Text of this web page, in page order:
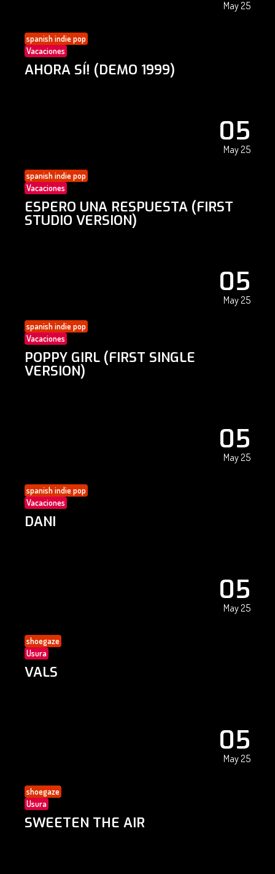
May 25
spanish indie pop
Vacaciones
AHORA SÍ! (DEMO 1999)
05
May 25
spanish indie pop
Vacaciones
ESPERO UNA RESPUESTA (FIRST
STUDIO VERSION)
05
May 25
spanish indie pop
Vacaciones
POPPY GIRL (FIRST SINGLE
VERSION)
05
May 25
spanish indie pop
Vacaciones
DANI
05
May 25
shoegaze
Usura
VALS
05
May 25
shoegaze
Usura
SWEETEN THE AIR